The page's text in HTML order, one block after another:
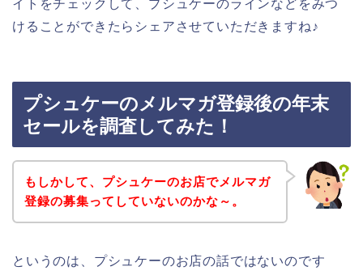
イトをチェックして、プシュケーのラインなどをみつ
けることができたらシェアさせていただきますね♪
プシュケーのメルマガ登録後の年末
セールを調査してみた！
もしかして、プシュケーのお店でメルマガ
登録の募集ってしていないのかな～。
というのは、プシュケーのお店の話ではないのです